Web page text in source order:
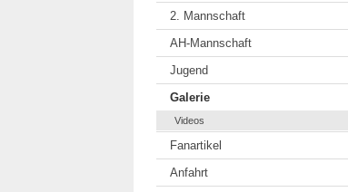
2. Mannschaft
AH-Mannschaft
Jugend
Galerie
Videos
Fanartikel
Anfahrt